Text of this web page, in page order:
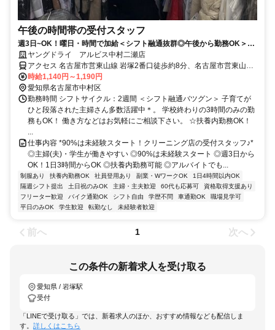
午後の時間帯の受付スタッフ
週3日~OK！曜日・時間で加給＜シフト融通抜群◎午後から勤務OK＞未
経験歓迎☆【履歴書不要】
ヤングドライ アルビス中村二瀬店
アクセス 名古屋市営東山線 岩塚2番口徒歩約8分、名古屋市営東山線
中村公園6番口徒歩約15分、名古屋市営東山線 八田（名古屋市営）2
番口徒歩約19分
時給1,140円～1,190円
愛知県名古屋市中村区
勤務時間 シフトサイクル：2週間 ＜シフト融通バツグン＞ 子育てが
ひと段落された主婦さん多数活躍中＊。 学校終わりの3時間のみの勤
務もOK！ 働き方などはお気軽にご相談下さい。 ☆扶養内勤務OK！
...
仕事内容 *90%は未経験スタート！クリーニング店の受付スタッフ♪*
◎主婦(夫)・学生が働きやすい ◎90%は未経験スタート ◎週3日から
OK！1日3時間からOK ◎扶養内勤務可能 ◎アルバイトでも...
制服あり 扶養内勤務OK 社員登用あり 副業・WワークOK
1日4時間以内OK
隔週シフト提出
土日祝のみOK 主婦・主夫歓迎 60代も応募可
資格取得支援あり
フリーター歓迎
バイク通勤OK シフト自由 学歴不問 車通勤OK
職場見学可
平日のみOK
学生歓迎 転勤なし 未経験者歓迎
前へ 1 次へ
この条件の新着求人を受け取る
愛知県 / 岩塚駅
受付
「LINEで受け取る」では、新着求人のほか、おすすめ情報なども配信しま
す。 詳しくはこちら